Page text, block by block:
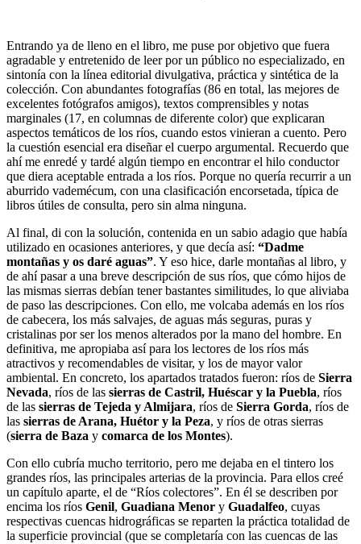
Entrando ya de lleno en el libro, me puse por objetivo que fuera
agradable y entretenido de leer por un público no especializado, en
sintonía con la línea editorial divulgativa, práctica y sintética de la
colección. Con abundantes fotografías (86 en total, las mejores de
excelentes fotógrafos amigos), textos comprensibles y notas
marginales (17, en columnas de diferente color) que explicaran
aspectos temáticos de los ríos, cuando estos vinieran a cuento. Pero
la cuestión esencial era diseñar el cuerpo argumental. Recuerdo que
ahí me enredé y tardé algún tiempo en encontrar el hilo conductor
que diera aceptable entrada a los ríos. Porque no quería recurrir a un
aburrido vademécum, con una clasificación encorsetada, típica de
libros útiles de consulta, pero sin alma ninguna.
Al final, di con la solución, contenida en un sabio adagio que había
utilizado en ocasiones anteriores, y que decía así: “Dadme
montañas y os daré aguas”. Y eso hice, darle montañas al libro, y
de ahí pasar a una breve descripción de sus ríos, que cómo hijos de
las mismas sierras debían tener bastantes similitudes, lo que aliviaba
de paso las descripciones. Con ello, me volcaba además en los ríos
de cabecera, los más salvajes, de aguas más seguras, puras y
cristalinas por ser los menos alterados por la mano del hombre. En
definitiva, me apropiaba así para los lectores de los ríos más
atractivos y recomendables de visitar, y los de mayor valor
ambiental. En concreto, los apartados tratados fueron: ríos de Sierra
Nevada, ríos de las sierras de Castril, Huéscar y la Puebla, ríos
de las sierras de Tejeda y Almijara, ríos de Sierra Gorda, ríos de
las sierras de Arana, Huétor y la Peza, y ríos de otras sierras
(sierra de Baza y comarca de los Montes).
Con ello cubría mucho territorio, pero me dejaba en el tintero los
grandes ríos, las principales arterias de la provincia. Para ellos creé
un capítulo aparte, el de “Ríos colectores”. En él se describen por
encima los ríos Genil, Guadiana Menor y Guadalfeo, cuyas
respectivas cuencas hidrográficas se reparten la práctica totalidad de
la superficie provincial (que se completaría con las cuencas de las